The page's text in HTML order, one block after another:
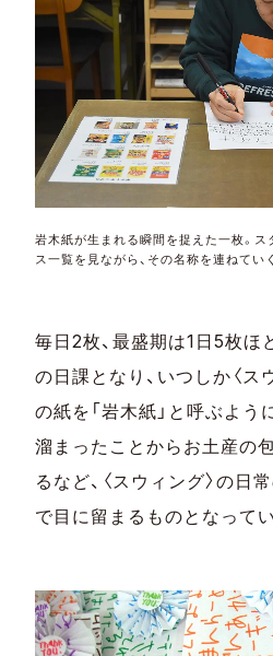
岩木紙が生まれる瞬間を捉えた一枚。
ス一覧を見ながら、その名称を連ねてい
毎日2枚、最盛期は1日5枚ほ
の日課となり、いつしか〈ス
の紙を「岩木紙」と呼ぶよう
溜まったことからお土産の
るなど、〈スウィング〉の日
で目に留まるものとなってい